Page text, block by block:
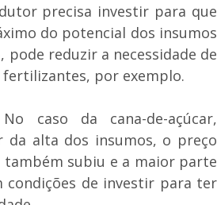
precisa investir para que
do potencial dos insumos
pode reduzir a necessidade de
fertilizantes, por exemplo.
No caso da cana-de-açúcar,
da alta dos insumos, o preço
também subiu e a maior parte
de investir para ter